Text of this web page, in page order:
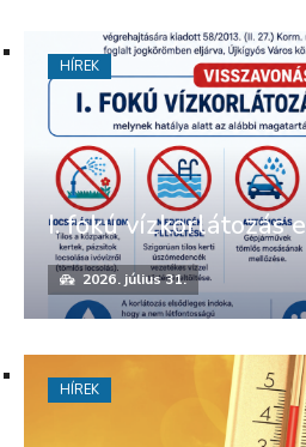
I. fokú vízkorlátozás
2026. július 31.
HÍREK
HÍREK